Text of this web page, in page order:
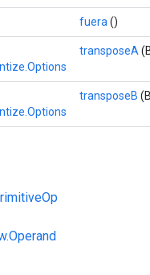
fuera ()
transposeA
transposeB